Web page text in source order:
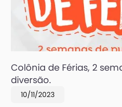
Colônia de Férias, 2
diversão.
10/11/2023